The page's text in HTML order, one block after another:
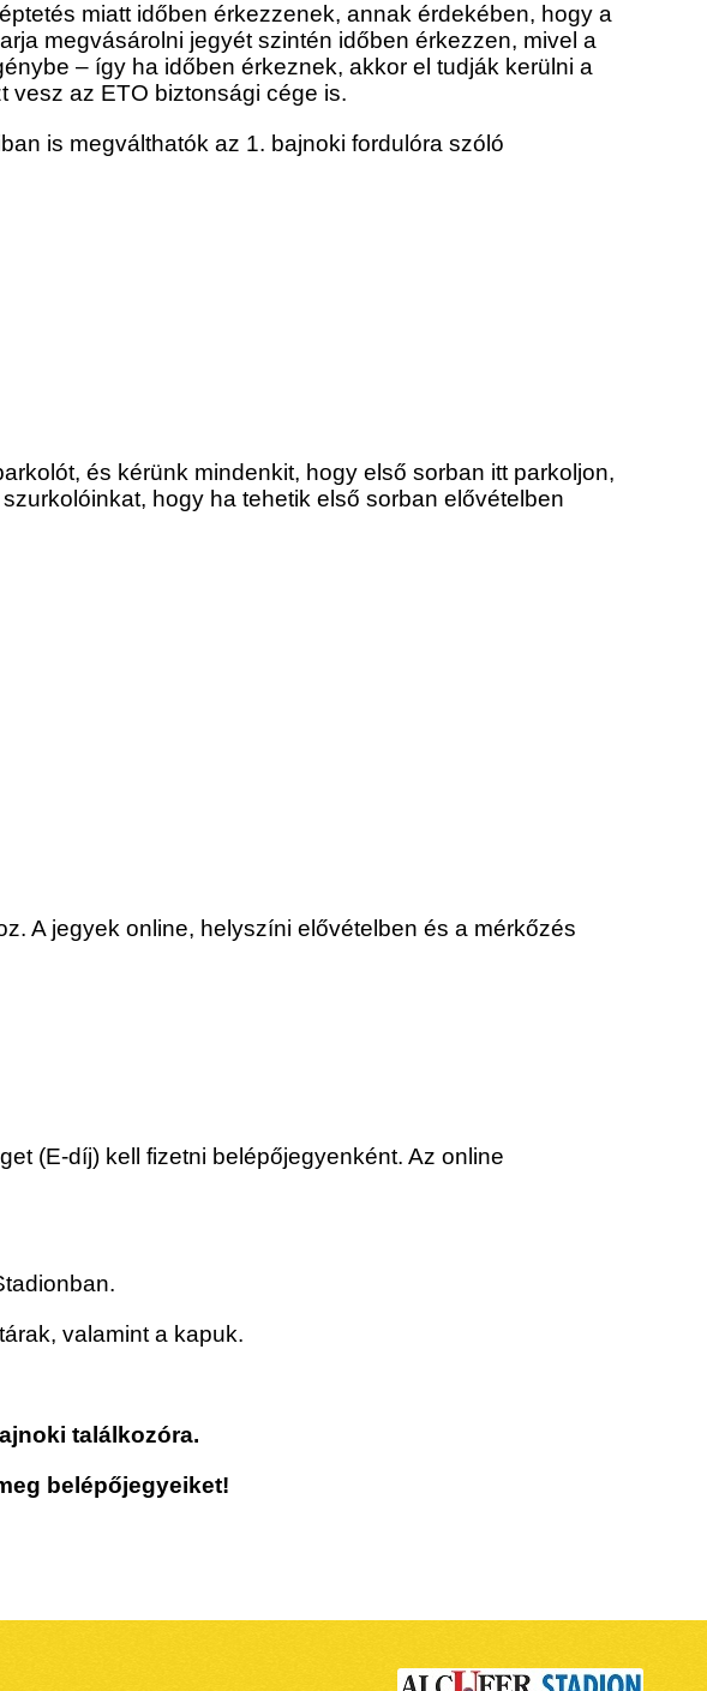
miatt időben érkezzenek, annak érdekében, hogy a
megvásárolni jegyét szintén időben érkezzen, mivel a
– így ha időben érkeznek, akkor el tudják kerülni a
vesz az ETO biztonsági cége is.
is megválthatók az 1. bajnoki fordulóra szóló
és kérünk mindenkit, hogy első sorban itt parkoljon,
hogy ha tehetik első sorban elővételben
A jegyek online, helyszíni elővételben és a mérkőzés
(E-díj) kell fizetni belépőjegyenként. Az online
valamint a kapuk.
találkozóra.
belépőjegyeiket!